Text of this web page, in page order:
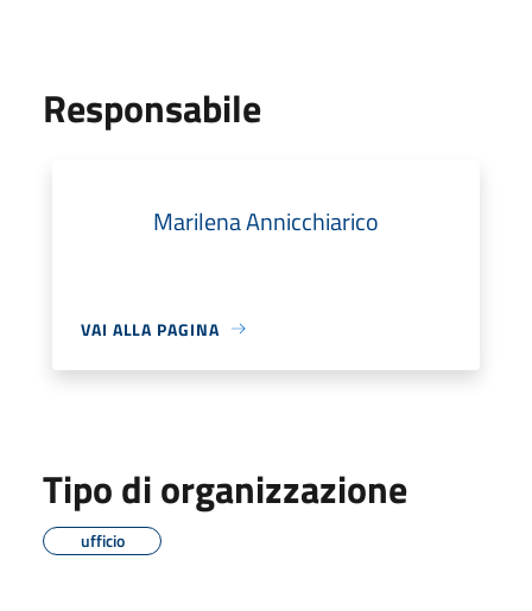
Responsabile
Marilena Annicchiarico
VAI ALLA PAGINA
Tipo di organizzazione
ufficio